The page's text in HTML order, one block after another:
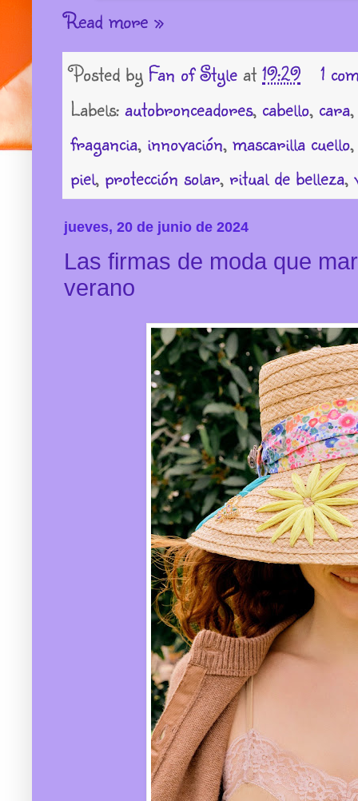
Read more »
Posted by Fan of Style at 19:29
1
Labels: autobronceadores, cabello, cara
fragancia, innovación, mascarilla cuello
piel, protección solar, ritual de belleza,
jueves, 20 de junio de 2024
Las firmas de moda que
verano